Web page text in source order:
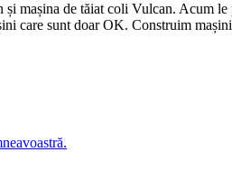
mașina de tăiat coli Vulcan. Acum
care sunt doar OK. Construim